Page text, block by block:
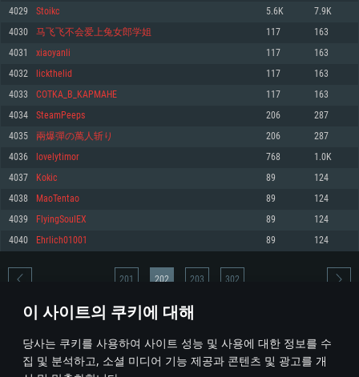
이 사이트의 쿠키에 대해
당사는 쿠키를 사용하여 사이트 성능 및 사용에 대한 정보를 수
집 및 분석하고, 소셜 미디어 기능 제공과 콘텐츠 및 광고를 개
프로세서: 2.2 GHz 듀얼코어 이상
메모리: 4GB
그래픽 카드: DirectX 11 이상을 지원하는 AMD Radeon 77XX / NVIDIA
GeForce GT 660. 최소 사양 해상도: 720p
네트워크: 브로드밴드 인터넷
여유 저장 공간: 22.1 GB (최소 클라이언트)
권장 사양
570 혹은 그 이상
여유 저장 공간: 62.2 GB (전체 클라이언트)
프로세서: 최소 2.2 GHz의 Core i5 (Intel Xeon 은 지원하지 않습니다)
메모리: 6 GB
그래픽 카드: Metal 을 지원하는 Intel Iris Pro 5200 (Mac), 혹은 이와 비슷한 성
능을 가지는 Mac 버전의 AMD/Nvidia. 최소 해상도: 720p
네트워크: 브로드밴드 인터넷
여유 저장 공간: 22.1 GB (최소 클라이언트)
권장 사양
네트워크: 브로드밴드 인터넷
여유 저장 공간: 62.2 GB (전체 클라이언트)
프로세서: 2.4 GHz 듀얼코어
메모리: 4 GB
그래픽 카드: Vulkan 을 지원하고, 최신 그래픽 드라이버를 지원하는 NVIDIA
660 (6개월 미만) 혹은 그와 동급의 성능을 가지며 최신 그래픽 드라이버를 지
원하는 AMD (6개월 미만; 최소사양 지원 해상도 720p)
네트워크: 브로드밴드 인터넷
여유 저장 공간: 22.1 GB (최소 클라이언트)
권장 사양
운영체제: Ubuntu 20.04 64bit
프로세서: Intel Core i7
메모리: 16 GB
그래픽 카드: Vulkan 을 지원하고, 최신 그래픽 드라이버를 지원하는 NVIDIA
1060 (6개월 미만) 혹은 그와 동급의 성능을 가지며 최신 그래픽 드라이버를
지원하는 AMD RX 570 (6개월 미만; 최소사양 지원 해상도 720p) 이상
여유 저장 공간: 62.2 GB (전체 클라이언트)
4029 Stoikc 5.6K 7.9K
4030 马飞飞不会爱上兔女郎学姐 117 163
4031 xiaoyanli 117 163
4032 lickthelid 117 163
4033 COTKA_B_KAPMAHE 117 163
4034 SteamPeeps 206 287
4035 兩爆彈の萬人斩り 206 287
4036 lovelytimor 768 1.0K
4037 Kokic 89 124
4038 MaoTentao 89 124
4039 FlyingSoulEX 89 124
4040 Ehrlich01001 89 124
* 순위표는 매일 1회 갱신됩니다
201 202 203 302